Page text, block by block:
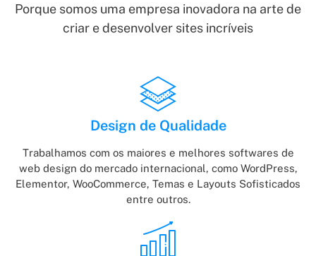
Porque somos uma empresa inovadora na arte de
criar e desenvolver sites incríveis
Design de Qualidade
Trabalhamos com os maiores e melhores softwares de
web design do mercado internacional, como WordPress,
Elementor, WooCommerce, Temas e Layouts Sofisticados
entre outros.